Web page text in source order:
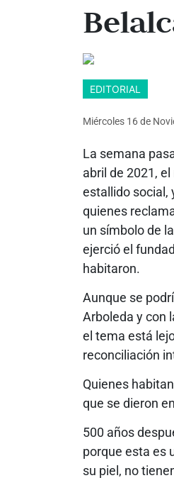
EDITORIAL
Miércoles 16de
La semana
abril de 2021,
estallido social,
quienes
un símbolo de
ejerció el
habitaron.
Aunque se
Arboleda y con
el tema está
reconciliación
Quienes
que se dieron
500 años
porque esta es
su piel, no